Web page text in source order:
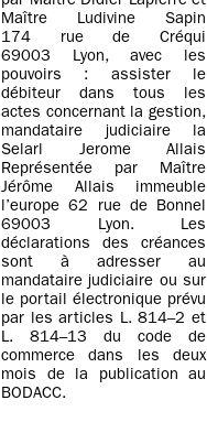
Maître Ludivine Sapin
174 rue de Créqui
69003 Lyon, avec les
pouvoirs : assister le
débiteur dans tous les
actes concernant la gestion,
mandataire judiciaire la
Selarl Jerome Allais
Représentée par Maître
Jérôme Allais immeuble
l’europe 62 rue de Bonnel
69003 Lyon. Les
déclarations des créances
sont à adresser au
mandataire judiciaire ou sur
le portail électronique prévu
par les articles L. 814–2 et
L. 814–13 du code de
commerce dans les deux
mois de la publication au
BODACC.